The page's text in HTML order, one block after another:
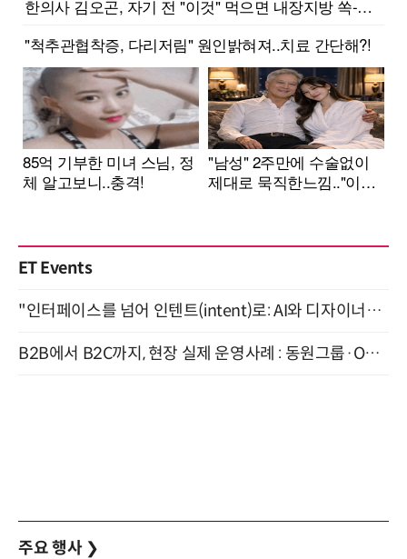
ET Events
"인터페이스를 넘어 인텐트(intent)로: AI와 디자이너가 함께 만드는 공존의 UX" 강남역 (9/2)
B2B에서 B2C까지, 현장 실제 운영사례 : 동원그룹·OCI·다이닝브랜즈그룹·당근 (8/27)
주요 행사 ❯